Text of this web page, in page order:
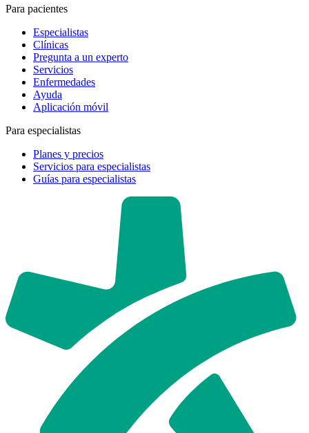
Para pacientes
Especialistas
Clínicas
Pregunta a un experto
Servicios
Enfermedades
Ayuda
Aplicación móvil
Para especialistas
Planes y precios
Servicios para especialistas
Guías para especialistas